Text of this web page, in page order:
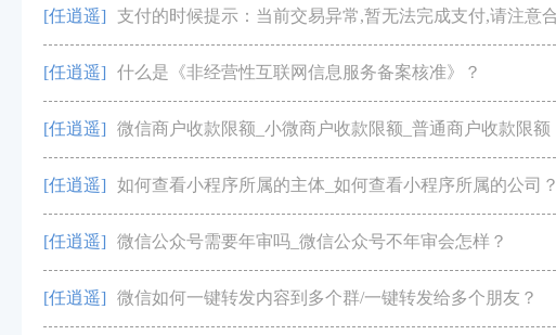
[任逍遥]
[任逍遥] 什么是《非经营性互联网信息服务备案核准》？
[任逍遥] 微信商户收款限额_小微商户收款限额_普通商户收款限额
[任逍遥] 如何查看小程序所属的主体_如何查看小程序所属的公司？
[任逍遥] 微信公众号需要年审吗_微信公众号不年审会怎样？
[任逍遥] 微信如何一键转发内容到多个群/一键转发给多个朋友？